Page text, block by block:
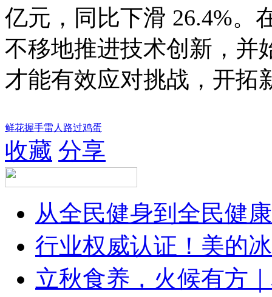
亿元，同比下滑 26.4%。
不移地推进技术创新，并
才能有效应对挑战，开拓
鲜花握手雷人 路过鸡蛋
收藏 分享
从全民健身到全民健
行业权威认证！美的
立秋食养，火候有方